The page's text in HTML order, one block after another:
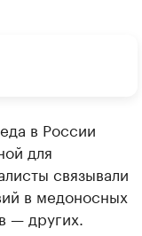
в России
для
связывали
в медоносных
— других.